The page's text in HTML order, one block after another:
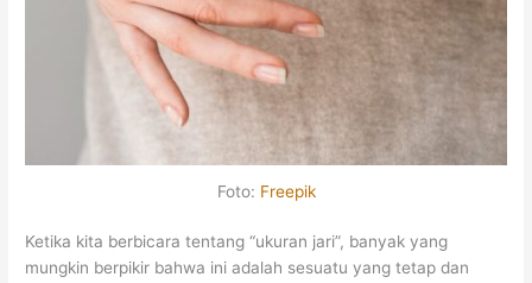
Foto: Freepik
Ketika kita berbicara tentang “ukuran jari”, banyak yang
mungkin berpikir bahwa ini adalah sesuatu yang tetap dan